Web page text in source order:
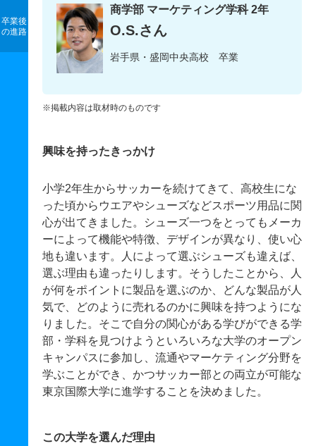
卒業後
の進路
商学部 マーケティング学科 2年
O.S.さん
岩手県・盛岡中央高校 卒業
※掲載内容は取材時のものです
興味を持ったきっかけ
小学2年生からサッカーを続けてきて、高校生にな
った頃からウエアやシューズなどスポーツ用品に関
心が出てきました。シューズ一つをとってもメーカ
ーによって機能や特徴、デザインが異なり、使い心
地も違います。人によって選ぶシューズも違えば、
選ぶ理由も違ったりします。そうしたことから、人
が何をポイントに製品を選ぶのか、どんな製品が人
気で、どのように売れるのかに興味を持つようにな
りました。そこで自分の関心がある学びができる学
部・学科を見つけようといろいろな大学のオープン
キャンパスに参加し、流通やマーケティング分野を
学ぶことができ、かつサッカー部との両立が可能な
東京国際大学に進学することを決めました。
この大学を選んだ理由